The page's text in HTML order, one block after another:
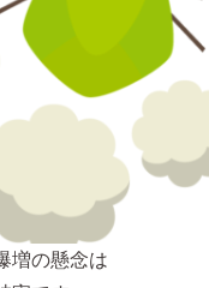
増の懸念は